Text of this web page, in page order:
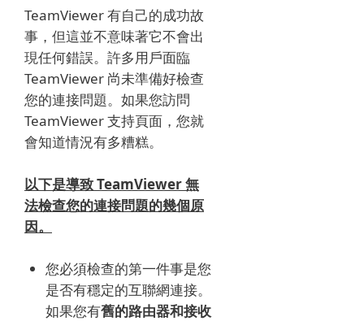
TeamViewer 有自己的成功故
事，但這並不意味著它不會出
現任何錯誤。 許多用戶面臨
TeamViewer 尚未準備好檢查
您的連接問題。 如果您訪問
TeamViewer 支持頁面，您就
會知道情況有多糟糕。
以下是導致 TeamViewer 無
法檢查您的連接問題的幾個原
因。
您必須檢查的第一件事是您
是否有穩定的互聯網連接。
如果您有舊的路由器和接收